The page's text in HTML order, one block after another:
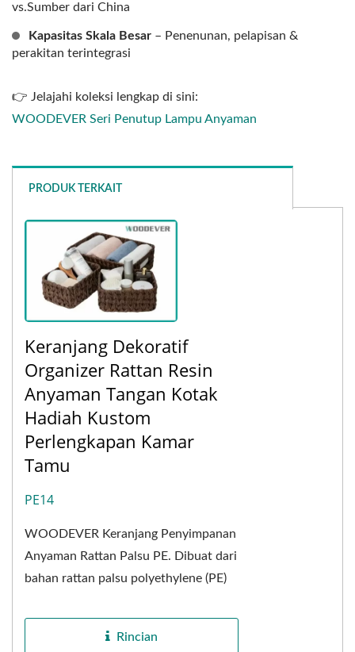
vs.Sumber dari China
Kapasitas Skala Besar – Penenunan, pelapisan &
perakitan terintegrasi
👉 Jelajahi koleksi lengkap di sini:
WOODEVER Seri Penutup Lampu Anyaman
PRODUK TERKAIT
Keranjang Dekoratif
Organizer Rattan Resin
Anyaman Tangan Kotak
Hadiah Kustom
Perlengkapan Kamar
Tamu
PE14
WOODEVER Keranjang Penyimpanan
Anyaman Rattan Palsu PE. Dibuat dari
bahan rattan palsu polyethylene (PE)
WOODEVER menggabungkan...
Rincian